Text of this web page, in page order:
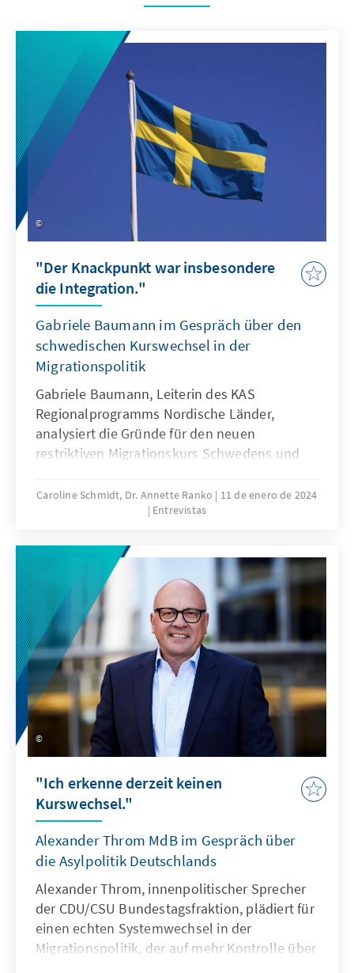
"Der Knackpunkt war insbesondere
die Integration."
Gabriele Baumann im Gespräch über den
schwedischen Kurswechsel in der
Migrationspolitik
Gabriele Baumann, Leiterin des KAS
Regionalprogramms Nordische Länder,
analysiert die Gründe für den neuen
restriktiven Migrationskurs Schwedens und
Rolle den Rechtspopulisten in diesem
Politikfeld zukommt.
Caroline Schmidt, Dr. Annette Ranko
11 de enero de 2024
Entrevistas
"Ich erkenne derzeit keinen
Kurswechsel."
Alexander Throm MdB im Gespräch über
die Asylpolitik Deutschlands
Alexander Throm, innenpolitischer Sprecher
der CDU/CSU Bundestagsfraktion, plädiert für
einen echten Systemwechsel in der
Migrationspolitik, der auf mehr Kontrolle über